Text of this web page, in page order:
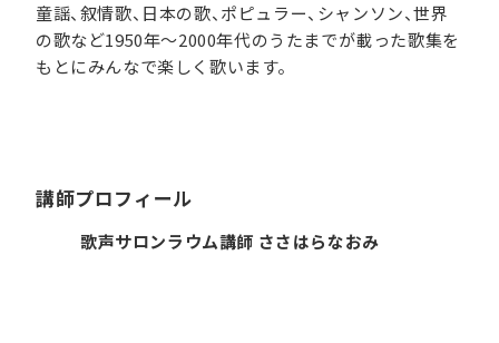
童謡、叙情歌、日本の歌、ポピュラー、シャンソン、世界
の歌など1950年～2000年代のうたまでが載った歌集を
もとにみんなで楽しく歌います。
講師プロフィール
歌声サロンラウム講師 ささはらなおみ